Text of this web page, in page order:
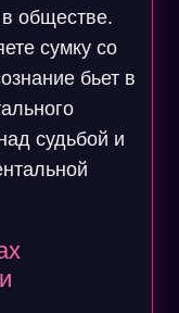
обществе.
сумку со
бьет в
судьбой и